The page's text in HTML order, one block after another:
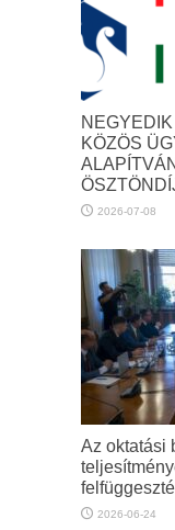
KÖZÖS
2026-07-08
Az oktatási
2026-06-24